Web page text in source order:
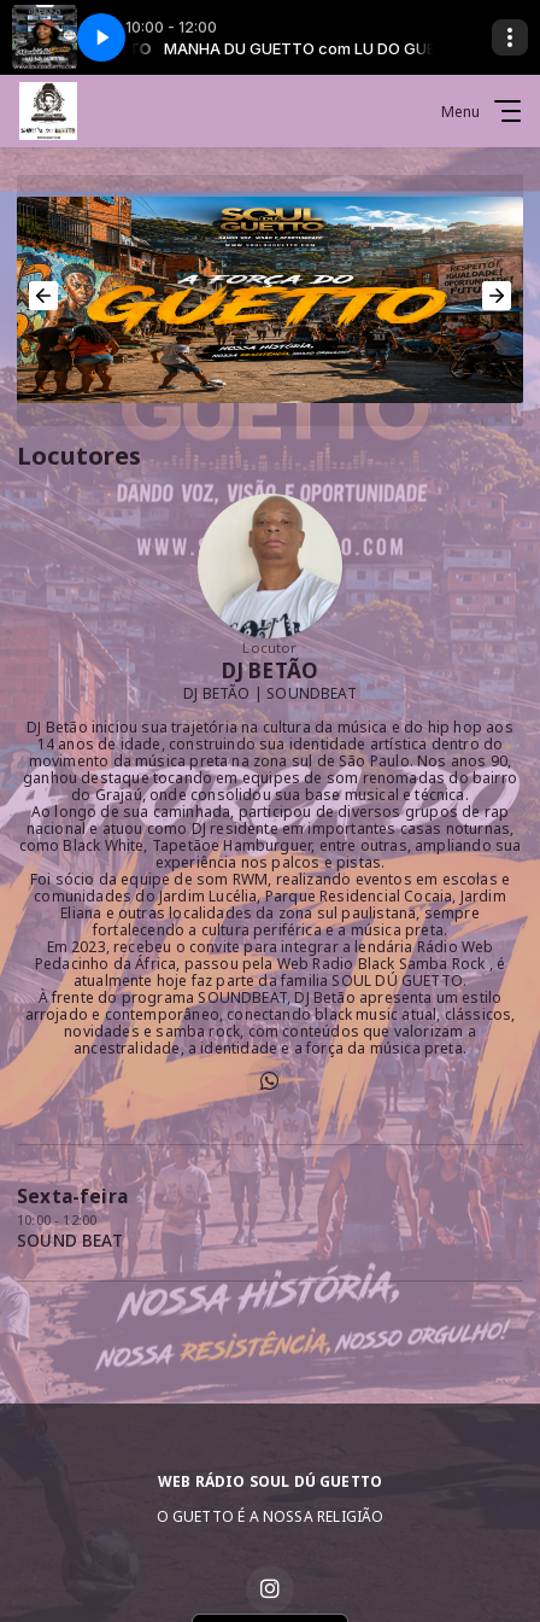
10:00 - 12:00
LU DO GUETTO MANHA DU GUETTO com LU DO GUETTO
Menu
Locutores
Locutor
DJ BETÃO
DJ BETÃO | SOUNDBEAT
DJ Betão iniciou sua trajetória na cultura da música e do hip hop aos
14 anos de idade, construindo sua identidade artística dentro do
movimento da música preta na zona sul de São Paulo. Nos anos 90,
ganhou destaque tocando em equipes de som renomadas do bairro
do Grajaú, onde consolidou sua base musical e técnica.
Ao longo de sua caminhada, participou de diversos grupos de rap
nacional e atuou como DJ residente em importantes casas noturnas,
como Black White, Tapetãoe Hamburguer, entre outras, ampliando sua
experiência nos palcos e pistas.
Foi sócio da equipe de som RWM, realizando eventos em escolas e
comunidades do Jardim Lucélia, Parque Residencial Cocaia, Jardim
Eliana e outras localidades da zona sul paulistana, sempre
fortalecendo a cultura periférica e a música preta.
Em 2023, recebeu o convite para integrar a lendária Rádio Web
Pedacinho da África, passou pela Web Radio Black Samba Rock , é
atualmente hoje faz parte da familia SOUL DÚ GUETTO.
À frente do programa SOUNDBEAT, DJ Betão apresenta um estilo
arrojado e contemporâneo, conectando black music atual, clássicos,
novidades e samba rock, com conteúdos que valorizam a
ancestralidade, a identidade e a força da música preta.
Sexta-feira
10:00 - 12:00
SOUND BEAT
WEB RÁDIO SOUL DÚ GUETTO
O GUETTO É A NOSSA RELIGIÃO